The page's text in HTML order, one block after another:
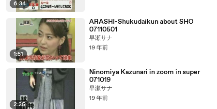
6:34
1:51
ARASHI-Shukudaikun about SHO
07110501
早瀬サナ
19 年前
2:25
Ninomiya Kazunari in zoom in super
071019
早瀬サナ
19 年前